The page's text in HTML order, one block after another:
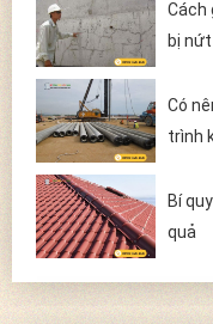
Cách
bị nứt
Có
trình
Bí
quả